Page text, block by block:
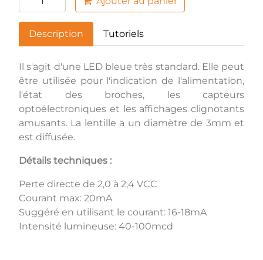
Description Tutoriels
Il s'agit d'une LED bleue très standard. Elle peut
être utilisée pour l'indication de l'alimentation,
l'état des broches, les capteurs
optoélectroniques et les affichages clignotants
amusants. La lentille a un diamètre de 3mm et
est diffusée.
Détails techniques :
Perte directe de 2,0 à 2,4 VCC
Courant max: 20mA
Suggéré en utilisant le courant: 16-18mA
Intensité lumineuse: 40-100mcd